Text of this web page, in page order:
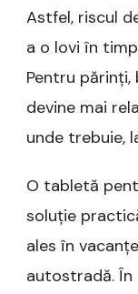
Astfel, riscul
a o lovi în
Pentru părinți,
devine mai
unde trebuie,
O tabletă
soluție
ales în
autostradă. În